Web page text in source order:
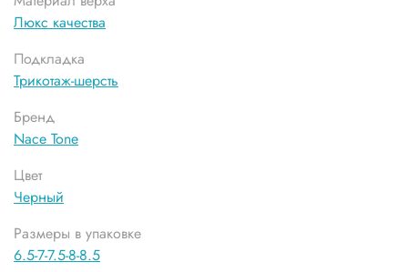
Люкс качества
Подкладка
Трикотаж-шерсть
Бренд
Nace Tone
Цвет
Черный
Размеры в упаковке
6.5-7-7.5-8-8.5